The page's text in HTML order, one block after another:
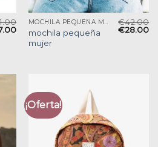
MOCHILA PEQUEÑA MUJER
mochila pequeña
mujer
€42.00
€28.00
¡Oferta!